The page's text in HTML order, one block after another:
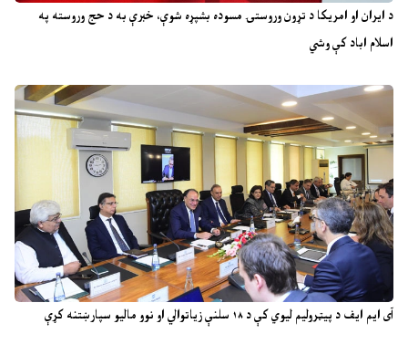
د ایران او امریکا د تړون وروستۍ مسوده بشپړه شوې، خبرې به د حج وروسته په
اسلام اباد کې وشي
آی ایم ایف د پیټرولیم لیوي کې د ۱۸ سلنې زیاتوالي او نوو مالیو سپارښتنه کړې